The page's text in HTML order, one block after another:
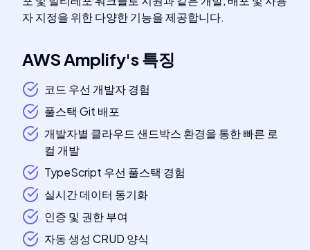
자 지정을 위한 다양한 기능을 제공합니다.
AWS Amplify's특징
코드 우선 개발자 경험
풀스택 Git 배포
개발자별 클라우드 샌드박스 환경을 통한 빠른 로
컬 개발
TypeScript 우선 풀스택 경험
실시간 데이터 동기화
인증 및 권한 부여
자동 생성 CRUD 양식